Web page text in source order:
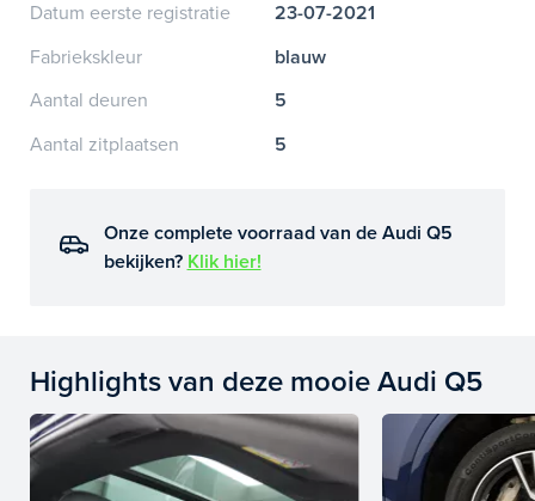
Datum eerste registratie
23-07-2021
Fabriekskleur
blauw
Aantal deuren
5
Aantal zitplaatsen
5
Onze complete voorraad van de Audi Q5
bekijken? Klik hier!
Highlights van deze mooie Audi Q5